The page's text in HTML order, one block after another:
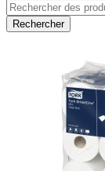
Rechercher